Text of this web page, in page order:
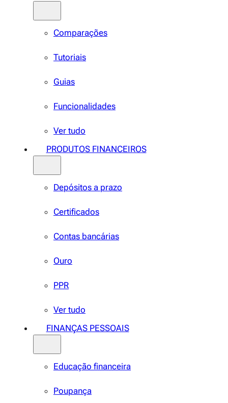
Comparações
Tutoriais
Guias
Funcionalidades
Ver tudo
PRODUTOS FINANCEIROS
Depósitos a prazo
Certificados
Contas bancárias
Ouro
PPR
Ver tudo
FINANÇAS PESSOAIS
Educação financeira
Poupança